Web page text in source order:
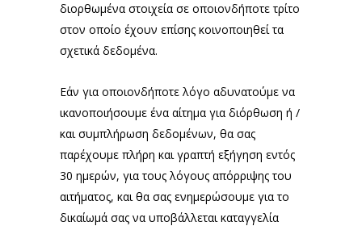
διορθωμένα στοιχεία σε οποιονδήποτε τρίτο
στον οποίο έχουν επίσης κοινοποιηθεί τα
σχετικά δεδομένα.
Εάν για οποιονδήποτε λόγο αδυνατούμε να
ικανοποιήσουμε ένα αίτημα για διόρθωση ή /
και συμπλήρωση δεδομένων, θα σας
παρέχουμε πλήρη και γραπτή εξήγηση εντός
30 ημερών, για τους λόγους απόρριψης του
αιτήματος, και θα σας ενημερώσουμε για το
δικαίωμά σας να υποβάλλεται καταγγελία